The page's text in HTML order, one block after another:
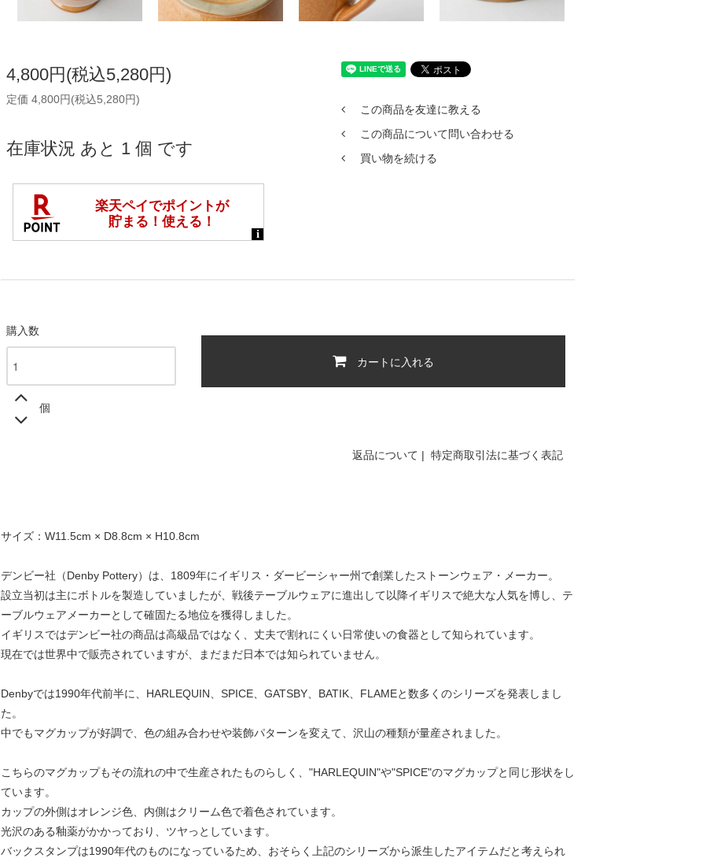
4,800円(税込5,280円)
定価 4,800円(税込5,280円)
在庫状況 あと 1 個 です
この商品を友達に教える
この商品について問い合わせる
買い物を続ける
購入数
個
カートに入れる
返品について | 特定商取引法に基づく表記
サイズ：W11.5cm × D8.8cm × H10.8cm
デンビー社（Denby Pottery）は、1809年にイギリス・ダービーシャー州で創業したストーンウェア・メーカー。
設立当初は主にボトルを製造していましたが、戦後テーブルウェアに進出して以降イギリスで絶大な人気を博し、テ
ーブルウェアメーカーとして確固たる地位を獲得しました。
イギリスではデンビー社の商品は高級品ではなく、丈夫で割れにくい日常使いの食器として知られています。
現在では世界中で販売されていますが、まだまだ日本では知られていません。
Denbyでは1990年代前半に、HARLEQUIN、SPICE、GATSBY、BATIK、FLAMEと数多くのシリーズを発表しまし
た。
中でもマグカップが好調で、色の組み合わせや装飾パターンを変えて、沢山の種類が量産されました。
こちらのマグカップもその流れの中で生産されたものらしく、"HARLEQUIN"や"SPICE"のマグカップと同じ形状をし
ています。
カップの外側はオレンジ色、内側はクリーム色で着色されています。
光沢のある釉薬がかかっており、ツヤっとしています。
バックスタンプは1990年代のものになっているため、おそらく上記のシリーズから派生したアイテムだと考えられ